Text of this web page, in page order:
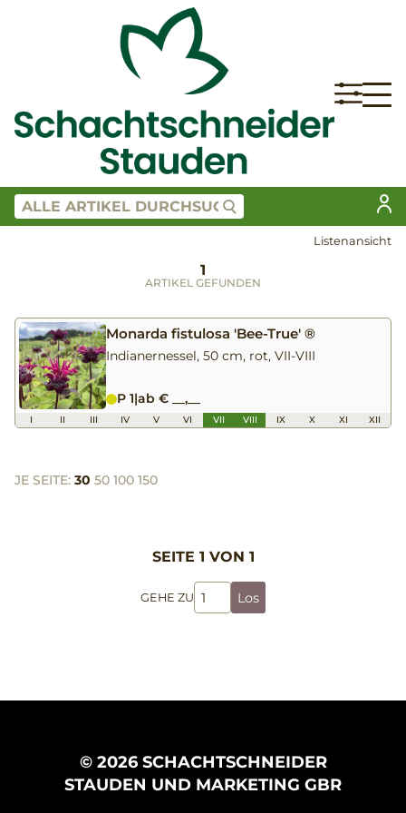
Listenansicht
1
ARTIKEL GEFUNDEN
Monarda fistulosa 'Bee-True' ®
Indianernessel, 50 cm, rot, VII-VIII
P 1|ab € __,__
I II III IV V VI VII VIII IX X XI XII
JE SEITE: 30 50 100 150
SEITE 1 VON 1
GEHE ZU Los
© 2026 SCHACHTSCHNEIDER
STAUDEN UND MARKETING GBR